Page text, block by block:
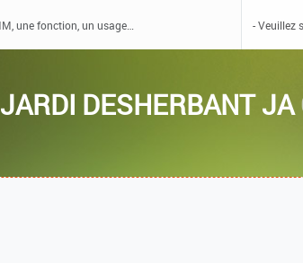
JARDI DESHERBANT JA